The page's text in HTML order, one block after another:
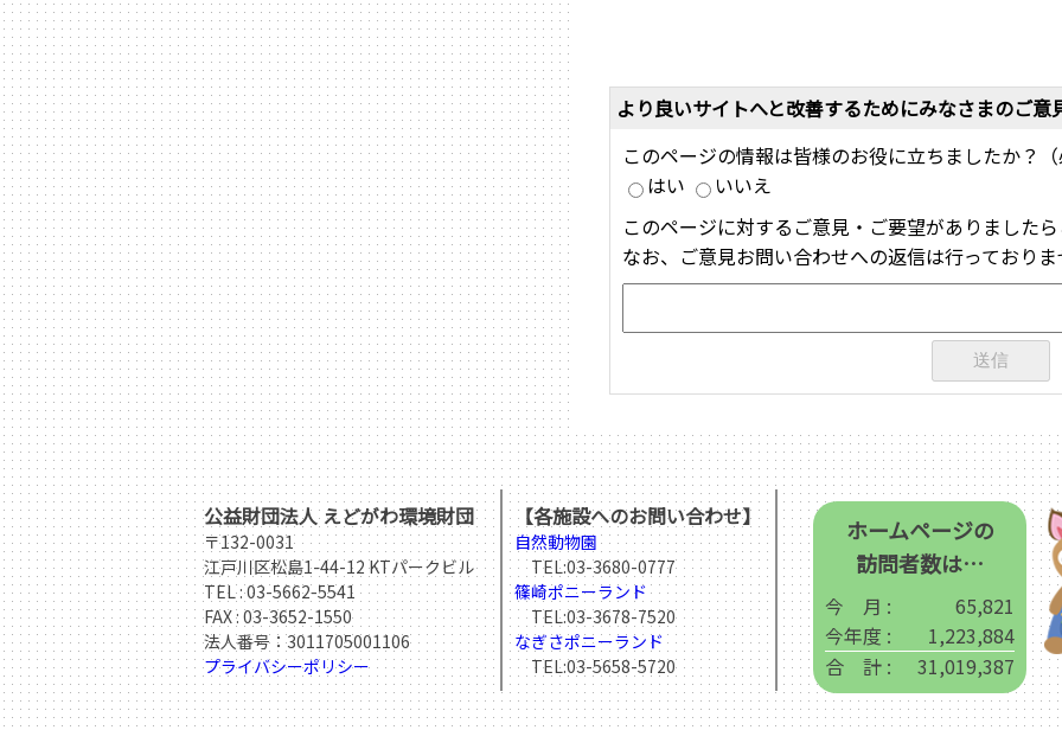
より良いサイトへと改善するためにみなさまのご意
このページの情報は皆様のお役に立ちましたか？
はい
いいえ
このページに対するご意見・ご要望がありました
なお、ご意見お問い合わせへの返信は行っており
公益財団法人 えどがわ環境財団
〒132-0031
江戸川区松島1-44-12 KTパークビル
TEL :03-5662-5541
FAX : 03-3652-1550
法人番号：3011705001106
プライバシーポリシー
【各施設へのお問い合わせ】
自然動物園
TEL:03-3680-0777
篠崎ポニーランド
TEL:03-3678-7520
なぎさポニーランド
TEL:03-5658-5720
ホームページの
訪問者数は…
今 月 :
65,821
今年度 :
1,223,884
合 計 :
31,019,387